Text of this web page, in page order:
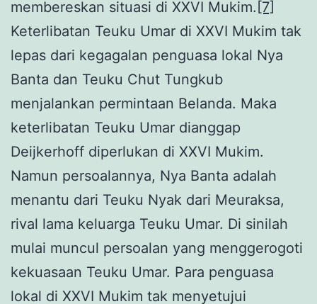
membereskan situasi di XXVI Mukim. [7]
Keterlibatan Teuku Umar di XXVI Mukim tak
lepas dari kegagalan penguasa lokal Nya
Banta dan Teuku Chut Tungkub
menjalankan permintaan Belanda. Maka
keterlibatan Teuku Umar dianggap
Deijkerhoff diperlukan di XXVI Mukim.
Namun persoalannya, Nya Banta adalah
menantu dari Teuku Nyak dari Meuraksa,
rival lama keluarga Teuku Umar. Di sinilah
mulai muncul persoalan yang menggerogoti
kekuasaan Teuku Umar. Para penguasa
lokal di XXVI Mukim tak menyetujui